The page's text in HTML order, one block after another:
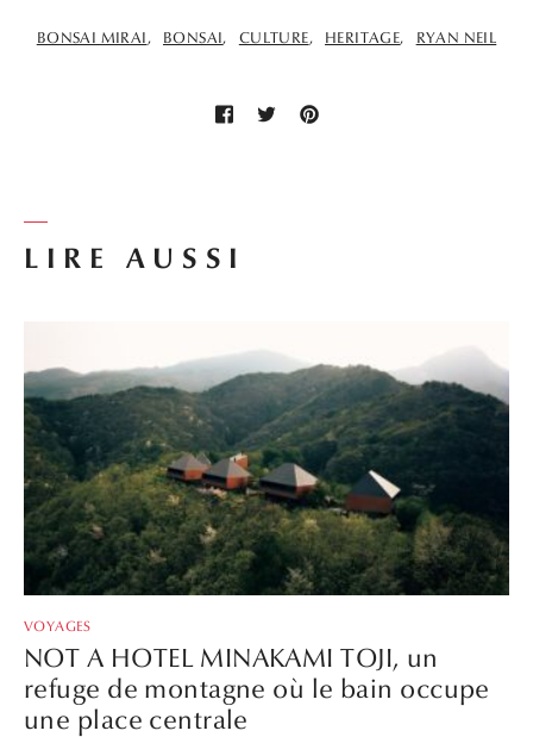
LIRE AUSSI
VOYAGES
NOT A HOTEL MINAKAMI TOJI, un
refuge de montagne où le bain occupe
une place centrale
BONSAI MIRAI BONSAI CULTURE HERITAGE RYAN NEIL